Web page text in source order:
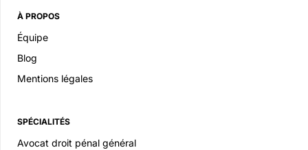
À PROPOS
Équipe
Blog
Mentions légales
SPÉCIALITÉS
Avocat droit pénal général